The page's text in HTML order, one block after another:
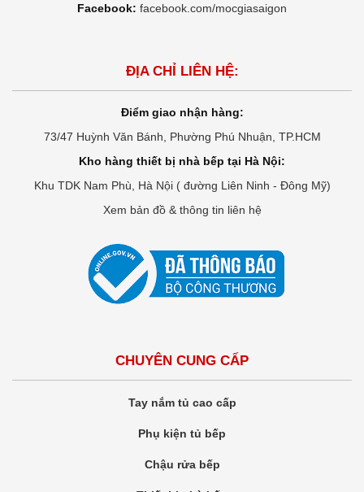
Facebook: facebook.com/mocgiasaigon
ĐỊA CHỈ LIÊN HỆ:
Điểm giao nhận hàng:
73/47 Huỳnh Văn Bánh, Phường Phú Nhuận, TP.HCM
Kho hàng thiết bị nhà bếp tại Hà Nội:
Khu TDK Nam Phù, Hà Nội ( đường Liên Ninh - Đông Mỹ)
Xem bản đồ & thông tin liên hệ
CHUYÊN CUNG CẤP
Tay nắm tủ cao cấp
Phụ kiện tủ bếp
Chậu rửa bếp